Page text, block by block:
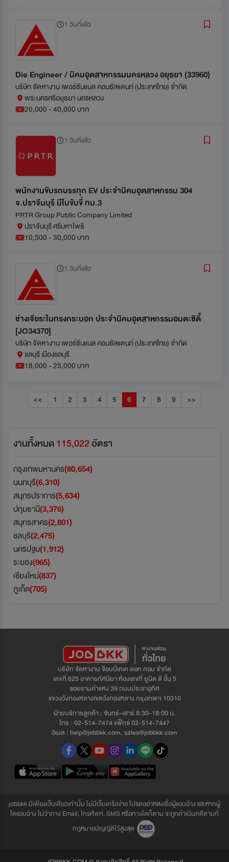
1 วันที่แล้ว
Die Engineer / นิคมอุตสาหกรรมนครหลวง อยุธยา (33960)
บริษัท จัดหางาน เพอร์ซันแนล คอนซัลแตนท์ (ประเทศไทย) จำกัด
พระนครศรีอยุธยา นครหลวง
20,000 - 40,000 บาท
1 วันที่แล้ว
พนักงานขับรถบรรทุก EV ประจำนิคมอุตสาหกรรม 304
จ.ปราจีนบุรี มีใบขับขี่ ทบ.3
PRTR Group Public Company Limited
ปราจีนบุรี ศรีมหาโพธิ
10,500 - 30,000 บาท
1 วันที่แล้ว
ช่างเจียระไนทรงกระบอก ประจำนิคมอุตสาหกรรมอมตะซิตี้
[JO34370]
บริษัท จัดหางาน เพอร์ซันแนล คอนซัลแตนท์ (ประเทศไทย) จำกัด
ชลบุรี เมืองชลบุรี
18,000 - 25,000 บาท
<< 1 2 3 4 5 6 7 8 9 >>
งานทั้งหมด115,022อัตรา
กรุงเทพมหานคร(80,654)
นนทบุรี(6,310)
สมุทรปราการ(5,634)
ปทุมธานี(3,376)
สมุทรสาคร(2,801)
ชลบุรี(2,475)
นครปฐม(1,912)
ระยอง(965)
เชียงใหม่(837)
ภูเก็ต(705)
บริษัท จัดหางาน จ๊อบบีเคเค ดอท คอม จำกัด
เลขที่ 625 อาคารทัศนียา ห้องเลขที่ ยูนิต ดี ชั้น 5
ซอยรามคำแหง 39 ถนนประชาอุทิศ
แขวงวังทองหลางเขตวังทองหลาง กรุงเทพฯ 10310
ฝ่ายบริการลูกค้า : จันทร์-เสาร์ 8:30-18:00 น.
โทร : 02-514-7474 แฟ็กซ์ 02-514-7447
อีเมล : help@jobbkk.com, sales@jobbkk.com
jobbkk มีเพียงเว็บเดียวเท่านั้น ไม่มีเว็บเครือข่าย โปรดอย่าหลงเชื่อผู้แอบอ้าง และหากผู้
ใดแอบอ้าง ไม่ว่าทาง Email, โทรศัพท์, SMS หรือทางใดก็ตาม จะถูกดำเนินคดีตามที่
กฎหมายบัญญัติไว้สูงสุด